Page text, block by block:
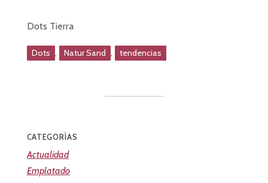
Dots Tierra
Dots , Natur Sand , tendencias
CATEGORÍAS
Actualidad
Emplatado